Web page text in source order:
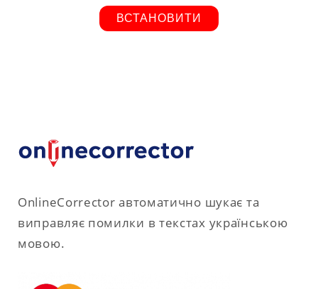
ВСТАНОВИТИ
OnlineCorrector автоматично шукає та
виправляє помилки в текстах українською
мовою.